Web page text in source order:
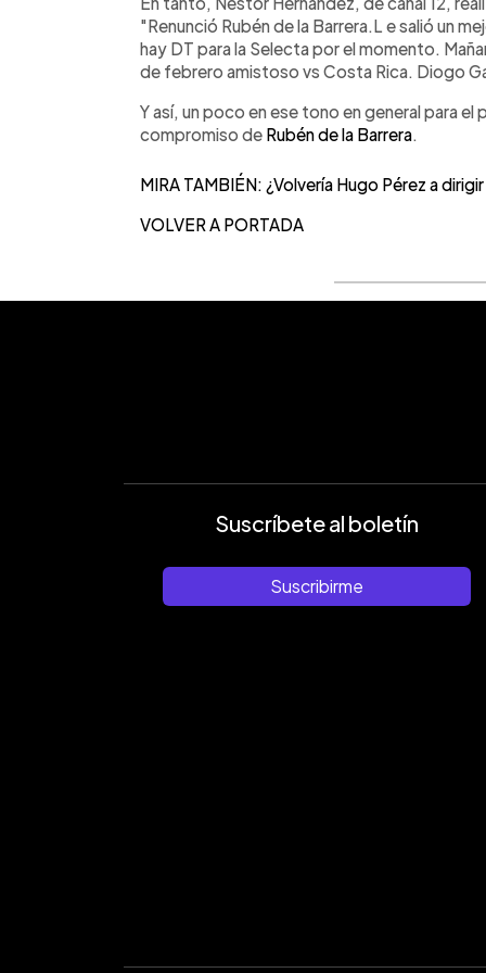
"Renunció Rubén de la Barrera.L e salió un
hay DT para la Selecta por el momento.
de febrero amistoso vs Costa Rica. Diogo
Y así, un poco en ese tono en general para
compromiso de Rubén de la Barrera.
MIRA TAMBIÉN: ¿Volvería Hugo Pérez a
VOLVER A PORTADA
Suscríbete al boletín
Suscribirme